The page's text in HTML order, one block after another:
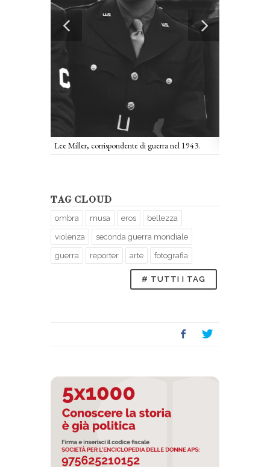
Lee Miller, corrispondente di guerra nel 1943.
TAG CLOUD
ombra musa eros bellezza
violenza seconda guerra mondiale
guerra reporter arte fotografia
# TUTTI I TAG